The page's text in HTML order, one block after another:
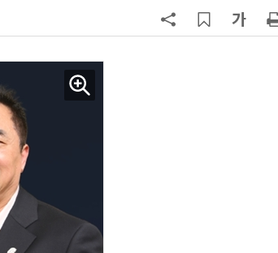
[디지털문서 인사이트] 디지털통
요하다
8
[人사이트] 신애라 교원 웰스 앰
지 않도록